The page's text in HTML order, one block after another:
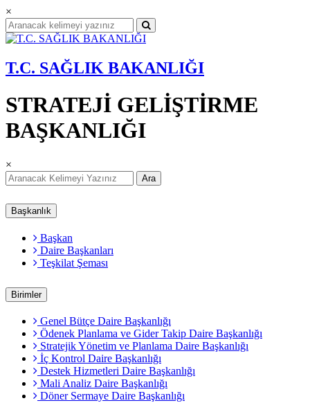
×
T.C. SAĞLIK BAKANLIĞI
STRATEJİ GELİŞTİRME
BAŞKANLIĞI
×
Ara
Başkanlık
Başkan
Daire Başkanları
Teşkilat Şeması
Birimler
Genel Bütçe Daire Başkanlığı
Ödenek Planlama ve Gider Takip Daire Başkanlığı
Stratejik Yönetim ve Planlama Daire Başkanlığı
İç Kontrol Daire Başkanlığı
Destek Hizmetleri Daire Başkanlığı
Mali Analiz Daire Başkanlığı
Döner Sermaye Daire Başkanlığı